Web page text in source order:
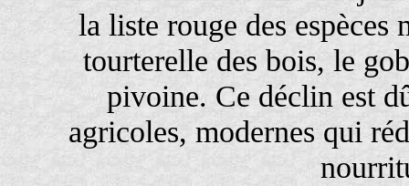
la liste rouge des espèces
tourterelle des bois, le
pivoine. Ce déclin est
agricoles, modernes qui